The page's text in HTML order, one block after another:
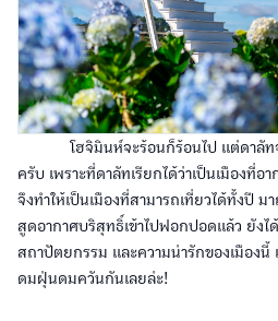
โฮจิมินห์จะร้อนก็ร้อนไป แต่ดาลัทจ
ครับ เพราะที่ดาลัทเรียกได้ว่าเป็นเมืองที่
จึงทำให้เป็นเมืองที่สามารถเที่ยวได้ทั้งปี
สูดอากาศบริสุทธิ์เข้าไปฟอกปอดแล้ว ยังไ
สถาปัตยกรรม และความน่ารักของเมืองนี้
ดมฝุ่นดมควันกันเลยล่ะ!